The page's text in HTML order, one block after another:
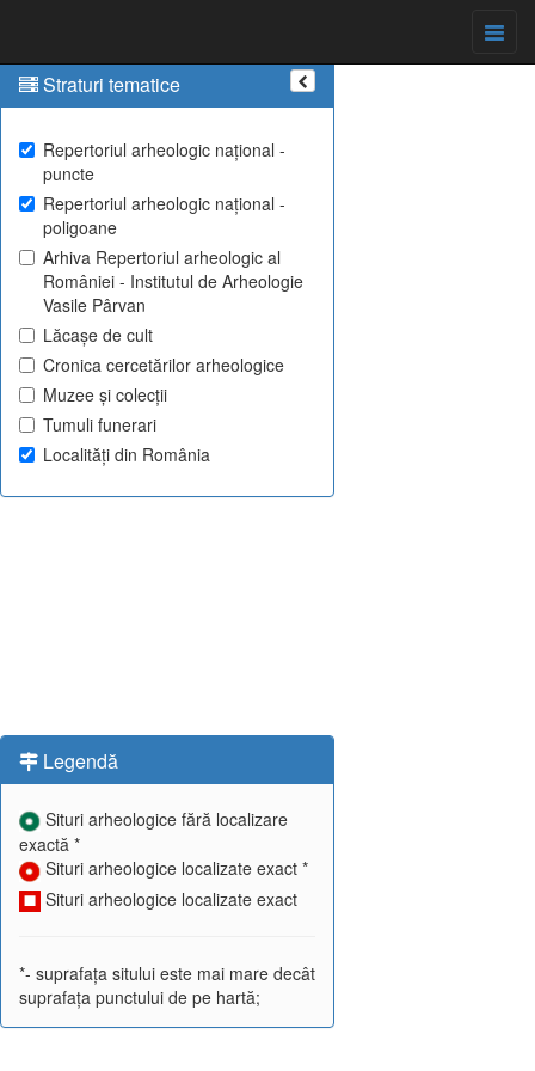
Straturi tematice
Repertoriul arheologic național -
puncte
Repertoriul arheologic național -
poligoane
Arhiva Repertoriul arheologic al
României - Institutul de Arheologie
Vasile Pârvan
Lăcașe de cult
Cronica cercetărilor arheologice
Muzee și colecții
Tumuli funerari
Localități din România
Legendă
Situri arheologice fără localizare
exactă *
Situri arheologice localizate exact *
Situri arheologice localizate exact
*- suprafața sitului este mai mare decât
suprafața punctului de pe hartă;